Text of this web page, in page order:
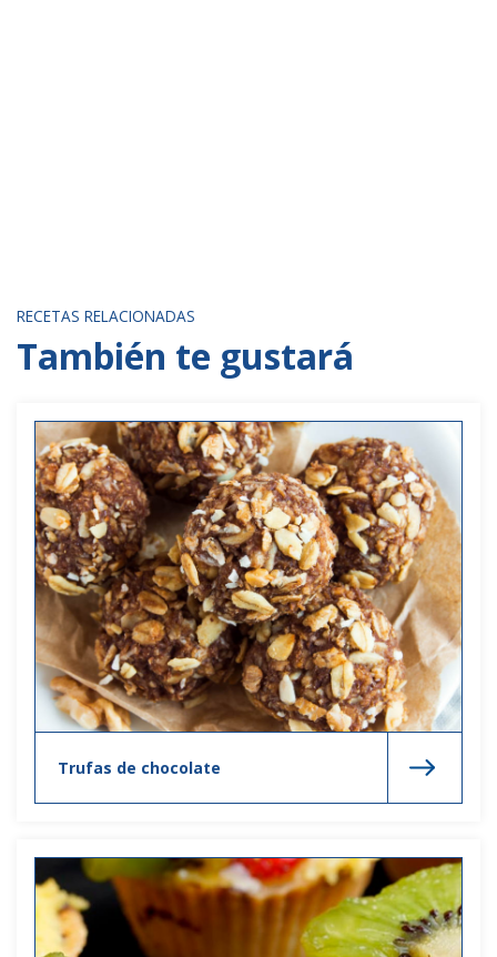
RECETAS RELACIONADAS
También te gustará
Trufas de chocolate